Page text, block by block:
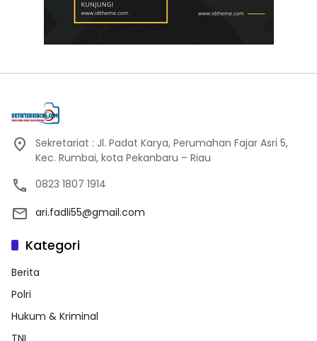
Sekretariat : Jl. Padat Karya, Perumahan Fajar Asri 5,
Kec. Rumbai, kota Pekanbaru – Riau
0823 1807 1914
ari.fadli55@gmail.com
Kategori
Berita
Polri
Hukum & Kriminal
TNI